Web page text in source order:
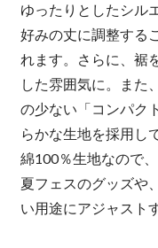
ゆったりとしたシル
好みの丈に調整する
れます。さらに、裾
した雰囲気に。また
の少ない「コンパク
らかな生地を採用し
綿100％生地なので
夏フェスのグッズや
い用途にアジャスト